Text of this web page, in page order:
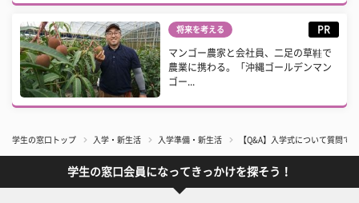
将来を考える PR
マンゴー農家と会社員、二足の草鞋で
農業に携わる。「沖縄ゴールデンマン
ゴー...
学生の窓口トップ 入学・新生活 入学準備・新生活 【Q&A】入学式について質問で
学生の窓口会員になってきっかけを探そう！